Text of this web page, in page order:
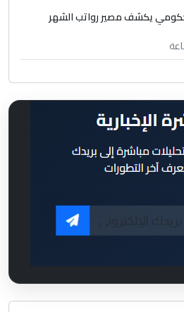
يكشف مصير رواتب الشهر